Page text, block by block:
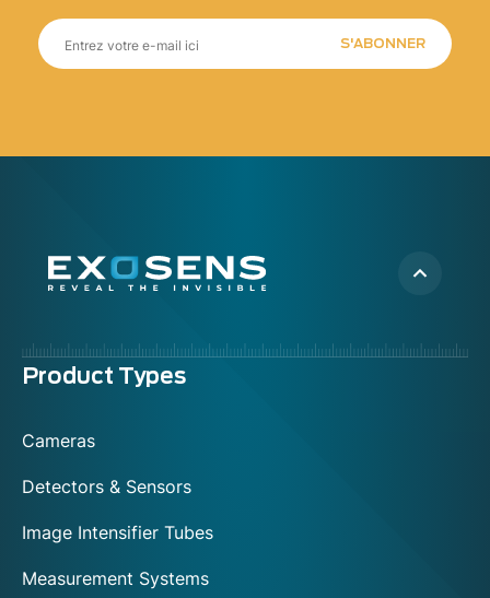
S'ABONNER
Menu
Product Types
Cameras
Detectors & Sensors
Image Intensifier Tubes
Measurement Systems